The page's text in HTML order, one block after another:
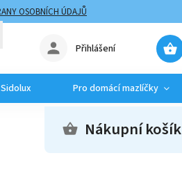
OSOBNÍCH ÚDAJŮ
Přihlášení
Sidolux Pro domácí mazlíčky
Nákupní košík